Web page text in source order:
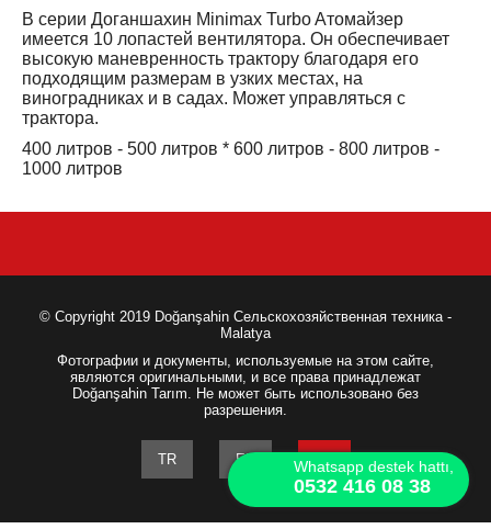
В серии Доганшахин Minimax Turbo Aтомайзер
имеется 10 лопастей вентилятора. Он обеспечивает
высокую маневренность трактору благодаря его
подходящим размерам в узких местах, на
виноградниках и в садах. Может управляться с
трактора.
400 литров - 500 литров * 600 литров - 800 литров -
1000 литров
© Copyright 2019 Doğanşahin Сельскохозяйственная техника -
Malatya
Фотографии и документы, используемые на этом сайте,
являются оригинальными, и все права принадлежат
Doğanşahin Tarım. Не может быть использовано без
разрешения.
TR EN RU
Whatsapp destek hattı,
0532 416 08 38